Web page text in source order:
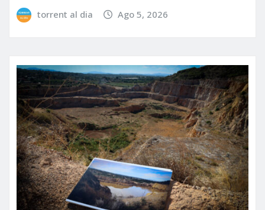
torrent al dia Ago 5, 2026